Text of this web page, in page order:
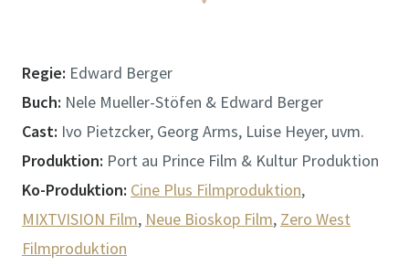
Regie: Edward Berger
Buch: Nele Mueller-Stöfen & Edward Berger
Cast: Ivo Pietzcker, Georg Arms, Luise Heyer, uvm.
Produktion: Port au Prince Film & Kultur Produktion
Ko-Produktion: Cine Plus Filmproduktion,
MIXTVISION Film, Neue Bioskop Film, Zero West
Filmproduktion